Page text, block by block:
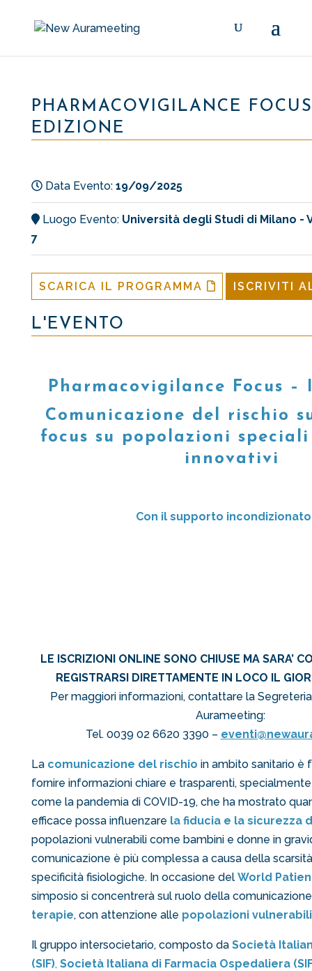
PHARMACOVIGILANCE
EDIZIONE
Data Evento: 19/09/2025
Luogo Evento: Università degli Studi di Milano -
7
SCARICA IL PROGRAMMA ISCRIVITI
L'EVENTO
Pharmacovigilance Focus –
Comunicazione del rischio
focus su popolazioni
innovativi
Con il supporto
LE ISCRIZIONI ONLINE SONO CHIUSE MA SARA’
REGISTRARSI DIRETTAMENTE IN LOCO IL
Per maggiori informazioni, contattare la
Aurameeting:
Tel. 0039 02 6620 3390 –
La comunicazione delrischio in ambito sanitario è
fornire informazioni chiare e trasparenti,
come la pandemia di COVID-19, che ha mostrato
efficace possa influenzare la fiducia e la sicurezza
popolazioni vulnerabili come bambini e donne in
comunicazione è più complessa a causa della
specificità fisiologiche. In occasione del World
simposio si concentrerà sul ruolo della
terapie, con attenzione alle popolazioni vulnerabili
Il gruppo intersocietario, composto da Società
(SIF), Società Italiana di Farmacia Ospedaliera